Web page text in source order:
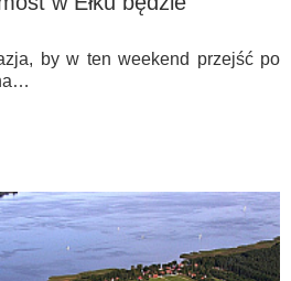
by w ten weekend przejść po